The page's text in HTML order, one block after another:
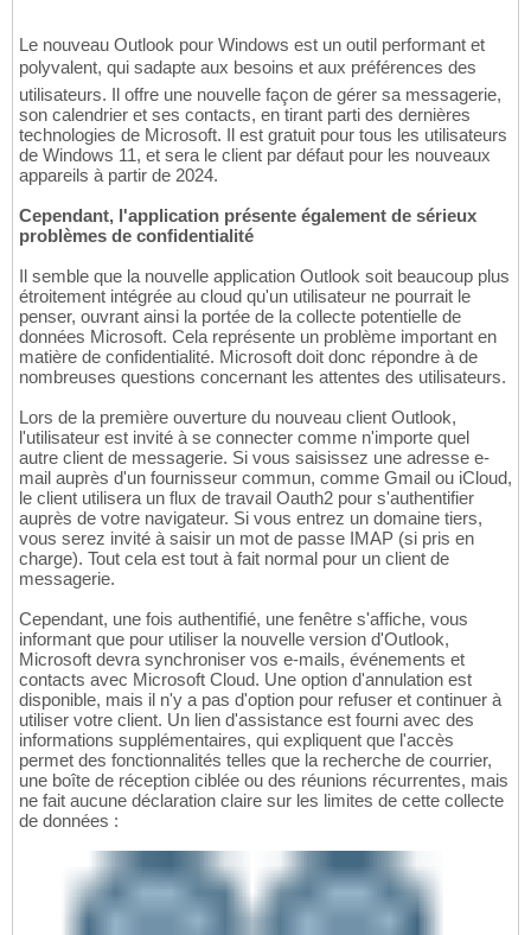
Le nouveau Outlook pour Windows est un outil performant et
polyvalent, qui sadapte aux besoins et aux préférences des
utilisateurs. Il offre une nouvelle façon de gérer sa messagerie,
son calendrier et ses contacts, en tirant parti des dernières
technologies de Microsoft. Il est gratuit pour tous les utilisateurs
de Windows 11, et sera le client par défaut pour les nouveaux
appareils à partir de 2024.
Cependant, l'application présente également de sérieux
problèmes de confidentialité
Il semble que la nouvelle application Outlook soit beaucoup plus
étroitement intégrée au cloud qu'un utilisateur ne pourrait le
penser, ouvrant ainsi la portée de la collecte potentielle de
données Microsoft. Cela représente un problème important en
matière de confidentialité. Microsoft doit donc répondre à de
nombreuses questions concernant les attentes des utilisateurs.
Lors de la première ouverture du nouveau client Outlook,
l'utilisateur est invité à se connecter comme n'importe quel
autre client de messagerie. Si vous saisissez une adresse e-
mail auprès d'un fournisseur commun, comme Gmail ou iCloud,
le client utilisera un flux de travail Oauth2 pour s'authentifier
auprès de votre navigateur. Si vous entrez un domaine tiers,
vous serez invité à saisir un mot de passe IMAP (si pris en
charge). Tout cela est tout à fait normal pour un client de
messagerie.
Cependant, une fois authentifié, une fenêtre s'affiche, vous
informant que pour utiliser la nouvelle version d'Outlook,
Microsoft devra synchroniser vos e-mails, événements et
contacts avec Microsoft Cloud. Une option d'annulation est
disponible, mais il n'y a pas d'option pour refuser et continuer à
utiliser votre client. Un lien d'assistance est fourni avec des
informations supplémentaires, qui expliquent que l'accès
permet des fonctionnalités telles que la recherche de courrier,
une boîte de réception ciblée ou des réunions récurrentes, mais
ne fait aucune déclaration claire sur les limites de cette collecte
de données :